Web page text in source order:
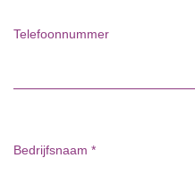
Telefoonnummer
Bedrijfsnaam *